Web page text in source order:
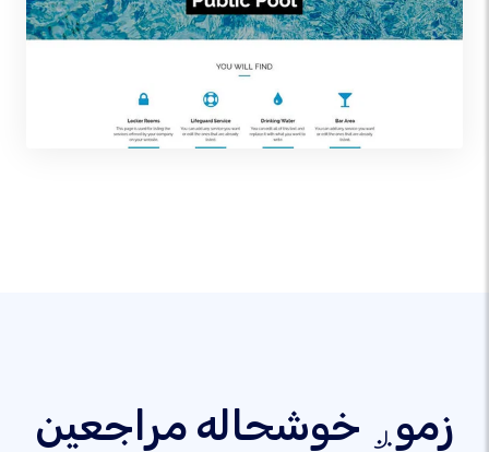
زموږ خوشحاله مراجعین